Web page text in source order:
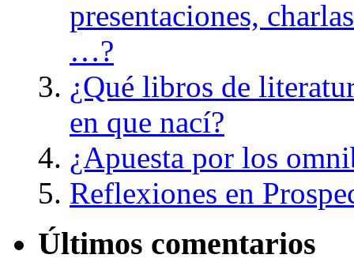
presentaciones,
…?
¿Qué libros de
en que nací?
¿Apuesta por los
Reflexiones en
Últimos comentarios